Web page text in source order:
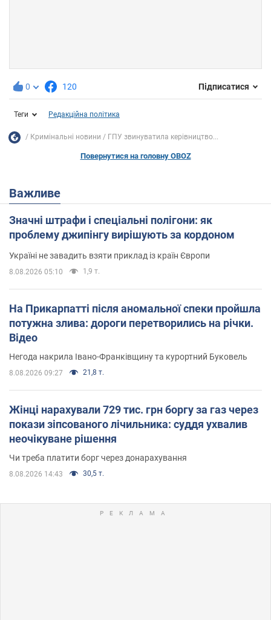
0 120 Підписатися
Теги Редакційна політика
Кримінальні новини ГПУ звинуватила керівництво...
Повернутися на головну OBOZ
Важливе
Значні штрафи і спеціальні полігони: як
проблему джипінгу вирішують за кордоном
Україні не завадить взяти приклад із країн Європи
8.08.2026 05:10 1,9 т.
На Прикарпатті після аномальної спеки пройшла
потужна злива: дороги перетворились на річки.
Відео
Негода накрила Івано-Франківщину та курортний Буковель
8.08.2026 09:27 21,8 т.
Жінці нарахували 729 тис. грн боргу за газ через
покази зіпсованого лічильника: суддя ухвалив
неочікуване рішення
Чи треба платити борг через донарахування
8.08.2026 14:43 30,5 т.